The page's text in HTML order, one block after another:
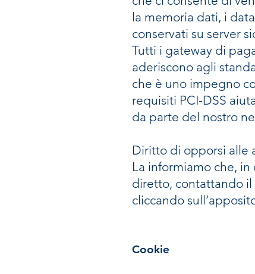
la memoria dati, i
conservati su server
Tutti i gateway di
aderiscono agli
che è uno impegno
requisiti PCI-DSS
da parte del nostro
Diritto di opporsi alle
La informiamo che,
diretto, contattando
cliccando
Cookie